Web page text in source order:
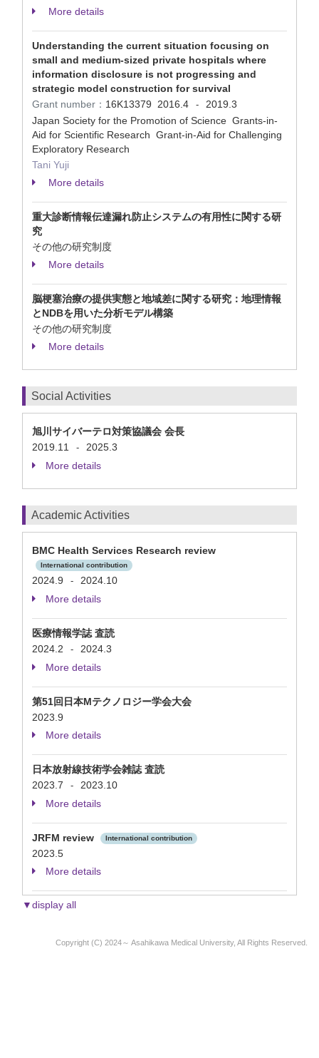
More details
Understanding the current situation focusing on
small and medium-sized private hospitals where
information disclosure is not progressing and
strategic model construction for survival
Grant number： 16K13379 2016.4 -
2019.3
Japan Society for the Promotion of Science Grants-in-
Aid for Scientific Research Grant-in-Aid for Challenging
Exploratory Research
Tani Yuji
More details
重大診断情報伝達漏れ防止システムの有用性に関する研
究
その他の研究制度
More details
脳梗塞治療の提供実態と地域差に関する研究：地理情報
とNDBを用いた分析モデル構築
その他の研究制度
More details
Social Activities
旭川サイバーテロ対策協議会 会長
2019.11
-
2025.3
More details
Academic Activities
BMC Health Services Research review
International contribution
2024.9 -
2024.10
More details
医療情報学誌 査読
2024.2
-
2024.3
More details
第51回日本Mテクノロジー学会大会
2023.9
More details
日本放射線技術学会雑誌 査読
2023.7
-
2023.10
More details
JRFM review International contribution
2023.5
More details
▼display all
Copyright (C) 2024～ Asahikawa Medical University, All Rights Reserved.